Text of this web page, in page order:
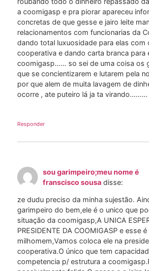
a coomigasp e pra piorar apareceu
concretas de que gesse e jairo leite
relacionamentos com funcionarias da
dando total luxuosidade para elas com
cooperativa e dando carta branca para
coomigasp…… so sei de uma coisa os
que se concientizarem e lutarem pela
por que alem de muita lavagem de
ocorre , ate puteiro lá ja ta virando………
Responder
sou garimpeiro;meu nome é
franscisco sousa disse:
ze dudu preciso da minha sujestão.
garimpeiro do bem,ele é o unico que
situação da coomigasp,A UNICA
PRESIDENTE DA COOMIGASP e esse é
milhomem,Vamos coloca ele na
cooperativa.O único que tem
competencia p/ estrutura a